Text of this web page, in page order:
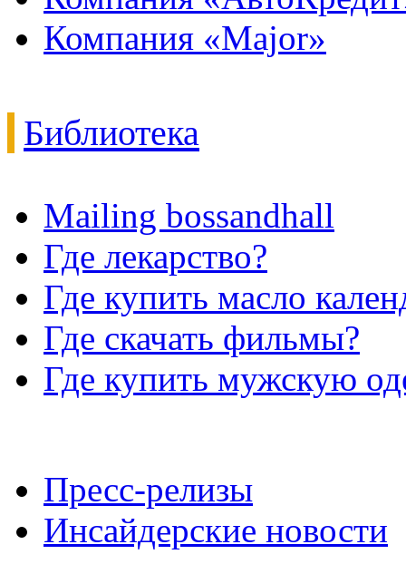
Компания «Major»
Библиотека
Mailing bossandhall
Где лекарство?
Где купить масло
Где скачать фильмы?
Где купить мужскую
Пресс-релизы
Инсайдерские новости